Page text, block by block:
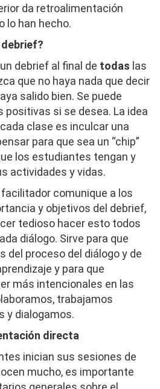
da retroalimentación
lo han hecho.
debrief?
debrief al final de todas las
que no haya nada que decir
salido bien. Se puede
positivas si se desea. La idea
clase es inculcar una
para que sea un “chip”
los estudiantes tengan y
actividades y vidas.
comunique a los
y objetivos del debrief,
tedioso hacer esto todos
diálogo. Sirve para que
del proceso del diálogo y de
y para que
más intencionales en las
trabajamos
y dialogamos.
directa
inician sus sesiones de
mucho, es importante